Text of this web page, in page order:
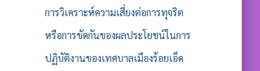
การวิเคราะห์ความเสี่ยงต่อการทุจริต
หรือการขัดกันของผลประโยชน์ในการ
ปฏิบัติงานของเทศบาลเมืองร้อยเอ็ด